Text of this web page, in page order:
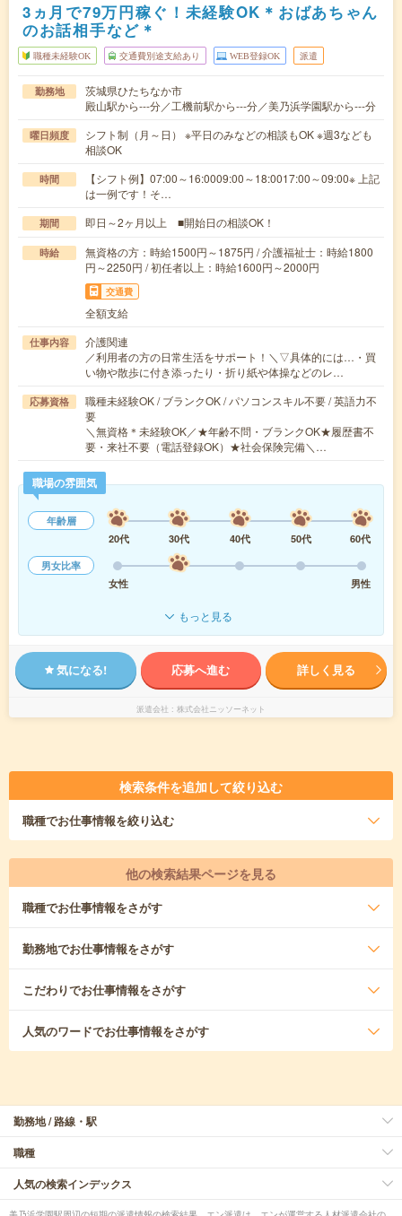
3ヵ月で79万円稼ぐ！未経験OK＊おばあちゃん
のお話相手など＊
職種未経験OK 交通費別途支給あり WEB登録OK 派遣
勤務地
茨城県ひたちなか市
殿山駅から---分／工機前駅から---分／美乃浜学園駅から---分
曜日頻度
シフト制（月～日） ※平日のみなどの相談もOK ※週3なども
相談OK
時間
【シフト例】07:00～16:0009:00～18:0017:00～09:00※ 上記
は一例です！そ…
期間 即日～2ヶ月以上 ■開始日の相談OK！
時給
無資格の方：時給1500円～1875円 / 介護福祉士：時給1800
円～2250円 / 初任者以上：時給1600円～2000円
交通費
全額支給
仕事内容
介護関連
／利用者の方の日常生活をサポート！＼▽具体的には…・買
い物や散歩に付き添ったり・折り紙や体操などのレ…
応募資格
職種未経験OK / ブランクOK / パソコンスキル不要 / 英語力不
要
＼無資格＊未経験OK／★年齢不問・ブランクOK★履歴書不
要・来社不要（電話登録OK）★社会保険完備＼…
職場の雰囲気
年齢層
20代
30代 40代 50代
60代
男女比率
女性
男性
もっと見る
気になる! 応募へ進む 詳しく見る
派遣会社 株式会社ニッソーネット
検索条件を追加して絞り込む
職種でお仕事情報を絞り込む
他の検索結果ページを見る
職種でお仕事情報をさがす
勤務地でお仕事情報をさがす
こだわりでお仕事情報をさがす
人気のワードでお仕事情報をさがす
勤務地 / 路線・駅
職種
人気の検索インデックス